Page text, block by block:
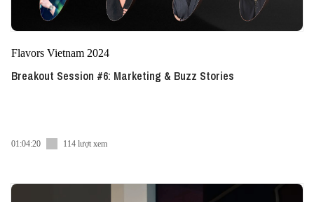
Flavors Vietnam 2024
Breakout Session #6: Marketing & Buzz Stories
01:04:20 114 lượt xem